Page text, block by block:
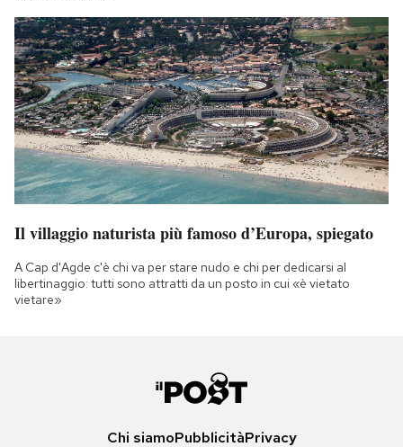
Il villaggio naturista più famoso d’Europa, spiegato
A Cap d'Agde c'è chi va per stare nudo e chi per dedicarsi al
libertinaggio: tutti sono attratti da un posto in cui «è vietato
vietare»
Chi siamoPubblicitàPrivacy